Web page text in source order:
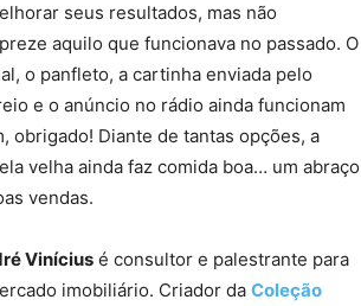
seus resultados, mas não
aquilo que funcionava no passado. O
o panfleto, a cartinha enviada pelo
e o anúncio no rádio ainda funcionam
obrigado! Diante de tantas opções, a
velha ainda faz comida boa… um abraço
vendas.
Vinícius é consultor e palestrante para
imobiliário. Criador da Coleção